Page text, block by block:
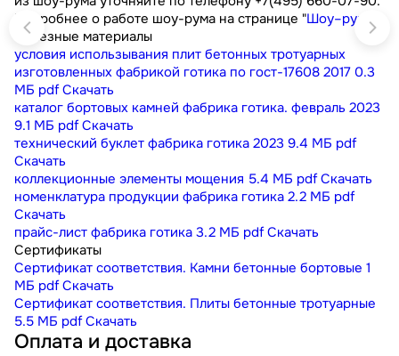
Подробнее о работе шоу-рума на странице "Шоу–рум "
Полезные материалы
условия использывания плит бетонных тротуарных
изготовленных фабрикой готика по гост-17608 2017 0.3
МБ pdf Скачать
каталог бортовых камней фабрика готика. февраль 2023
9.1 МБ pdf Скачать
технический буклет фабрика готика 2023 9.4 МБ pdf
Скачать
коллекционные элементы мощения 5.4 МБ pdf Скачать
номенклатура продукции фабрика готика 2.2 МБ pdf
Скачать
прайс-лист фабрика готика 3.2 МБ pdf Скачать
Сертификаты
Сертификат соответствия. Камни бетонные бортовые 1
МБ pdf Скачать
Сертификат соответствия. Плиты бетонные тротуарные
5.5 МБ pdf Скачать
Оплата и доставка